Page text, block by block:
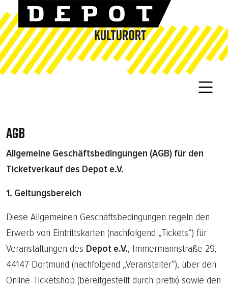
AGB
Allgemeine Geschäftsbedingungen (AGB) für den
Ticketverkauf des Depot e.V.
1. Geltungsbereich
Diese Allgemeinen Geschäftsbedingungen regeln den
Erwerb von Eintrittskarten (nachfolgend „Tickets“) für
Veranstaltungen des Depot e.V., Immermannstraße 29,
44147 Dortmund (nachfolgend „Veranstalter“), über den
Online-Ticketshop (bereitgestellt durch pretix) sowie den